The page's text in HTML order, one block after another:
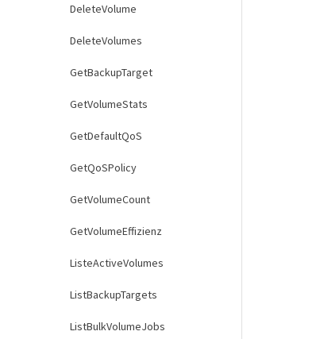
DeleteVolume
DeleteVolumes
GetBackupTarget
GetVolumeStats
GetDefaultQoS
GetQoSPolicy
GetVolumeCount
GetVolumeEffizienz
ListeActiveVolumes
ListBackupTargets
ListBulkVolumeJobs